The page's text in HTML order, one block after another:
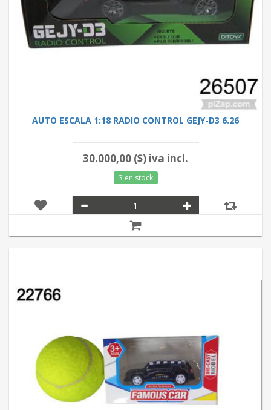
AUTO ESCALA 1:18 RADIO CONTROL GEJY-D3 6.26
30.000,00 ($) iva incl.
3 en stock